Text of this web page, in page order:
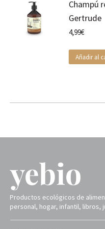
Champú
Gertrude
4,99€
Añadir al
Productos ecológicos de
personal, hogar, infantil, libros,